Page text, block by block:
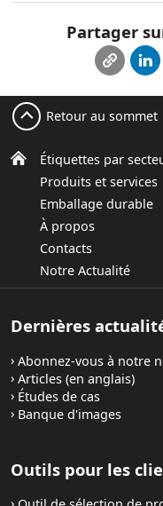
Partager
Étiquettes par
Produits et services
Emballage durable
À propos
Contacts
Notre Actualité
Retour au sommet
Dernières
Abonnez-vous à notre
Articles (en anglais)
Études de cas
Banque d'images
Outils pour les